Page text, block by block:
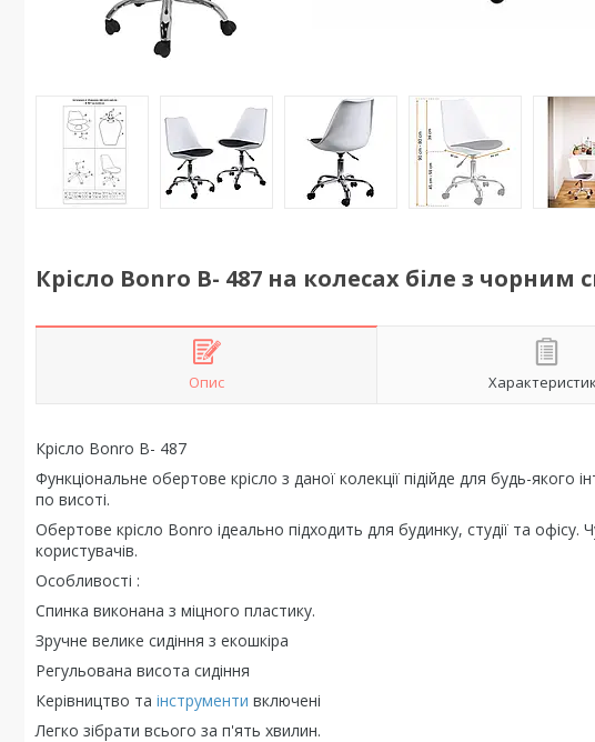
Крісло Bonro B- 487 на колесах біле з чорним
Опис
Крісло Bonro B- 487
Функціональне обертове крісло з даної колекції підійде для будь-
по висоті.
Обертове крісло Bonro ідеально підходить для будинку, студії та
користувачів.
Особливості :
Спинка виконана з міцного пластику.
Зручне велике сидіння з екошкіра
Регульована висота сидіння
Керівництво та інструменти включені
Легко зібрати всього за п'ять хвилин.